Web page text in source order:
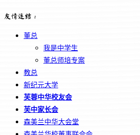
友情连结：
董总
我是中学生
董总师培专案
教总
新纪元大学
芙蓉中华校友会
芙中家长会
森美兰中华大会堂